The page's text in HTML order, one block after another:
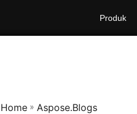
Produk
Home » Aspose.Blogs